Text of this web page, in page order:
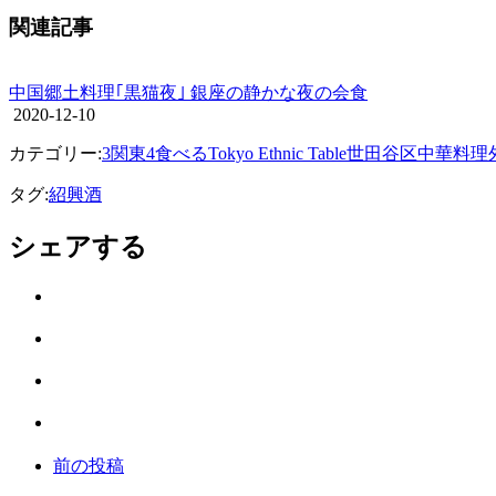
関連記事
中国郷土料理｢黒猫夜｣ 銀座の静かな夜の会食
2020-12-10
カテゴリー:3関東4食べるTokyo Ethnic Table世田谷区中華料理
タグ:紹興酒
シェアする
ク
マ
ア
シ
前の投稿